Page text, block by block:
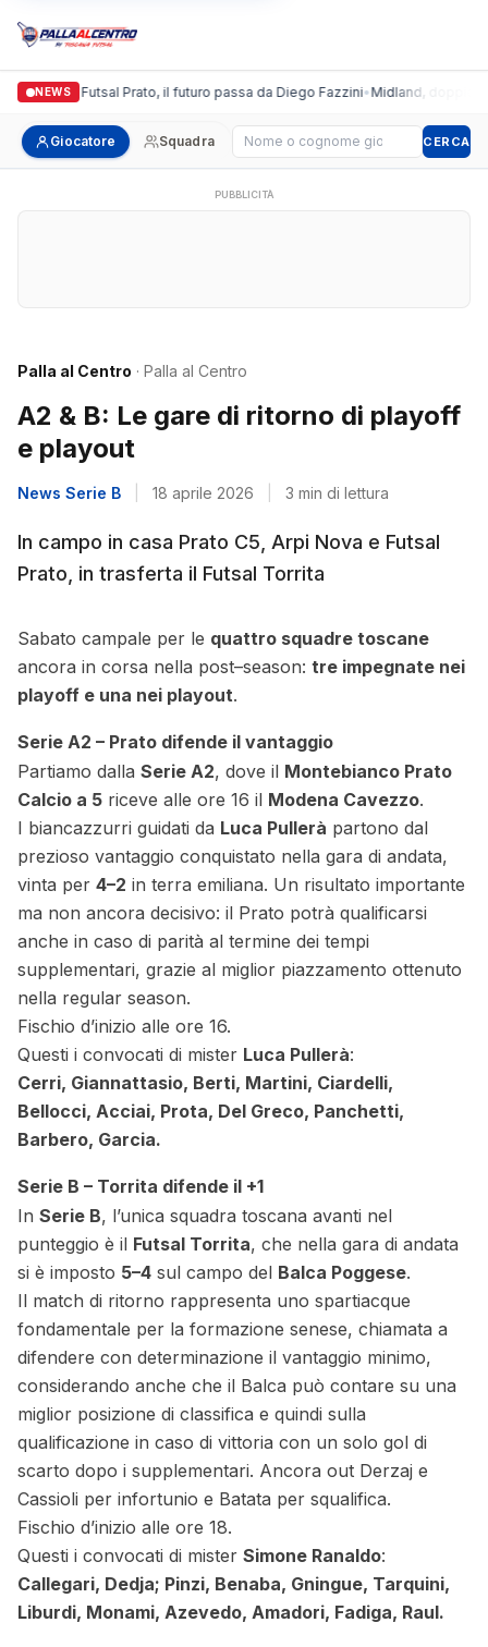
NEWS
Italgronda Futsal Prato, il futuro passa da Diego Fazzini•Midland, doppio
Giocatore Squadra Cerca giocatore CERCA
PUBBLICITÀ
Palla al Centro · Palla al Centro
A2 & B: Le gare di ritorno di playoff
e playout
News Serie B 18 aprile 2026 3 min di lettura
In campo in casa Prato C5, Arpi Nova e Futsal
Prato, in trasferta il Futsal Torrita
Sabato campale per le quattro squadre toscane
ancora in corsa nella post–season: tre impegnate nei
playoff e una nei playout.
Serie A2 – Prato difende il vantaggio
Partiamo dalla Serie A2, dove il Montebianco Prato
Calcio a 5 riceve alle ore 16 il Modena Cavezzo.
I biancazzurri guidati da Luca Pullerà partono dal
prezioso vantaggio conquistato nella gara di andata,
vinta per 4–2 in terra emiliana. Un risultato importante
ma non ancora decisivo: il Prato potrà qualificarsi
anche in caso di parità al termine dei tempi
supplementari, grazie al miglior piazzamento ottenuto
nella regular season.
Fischio d’inizio alle ore 16.
Questi i convocati di mister Luca Pullerà:
Cerri, Giannattasio, Berti, Martini, Ciardelli,
Bellocci, Acciai, Prota, Del Greco, Panchetti,
Barbero, Garcia.
Serie B – Torrita difende il +1
In Serie B, l’unica squadra toscana avanti nel
punteggio è il Futsal Torrita, che nella gara di andata
si è imposto 5–4 sul campo del Balca Poggese.
Il match di ritorno rappresenta uno spartiacque
fondamentale per la formazione senese, chiamata a
difendere con determinazione il vantaggio minimo,
considerando anche che il Balca può contare su una
miglior posizione di classifica e quindi sulla
qualificazione in caso di vittoria con un solo gol di
scarto dopo i supplementari. Ancora out Derzaj e
Cassioli per infortunio e Batata per squalifica.
Fischio d’inizio alle ore 18.
Questi i convocati di mister Simone Ranaldo:
Callegari, Dedja; Pinzi, Benaba, Gningue, Tarquini,
Liburdi, Monami, Azevedo, Amadori, Fadiga, Raul.